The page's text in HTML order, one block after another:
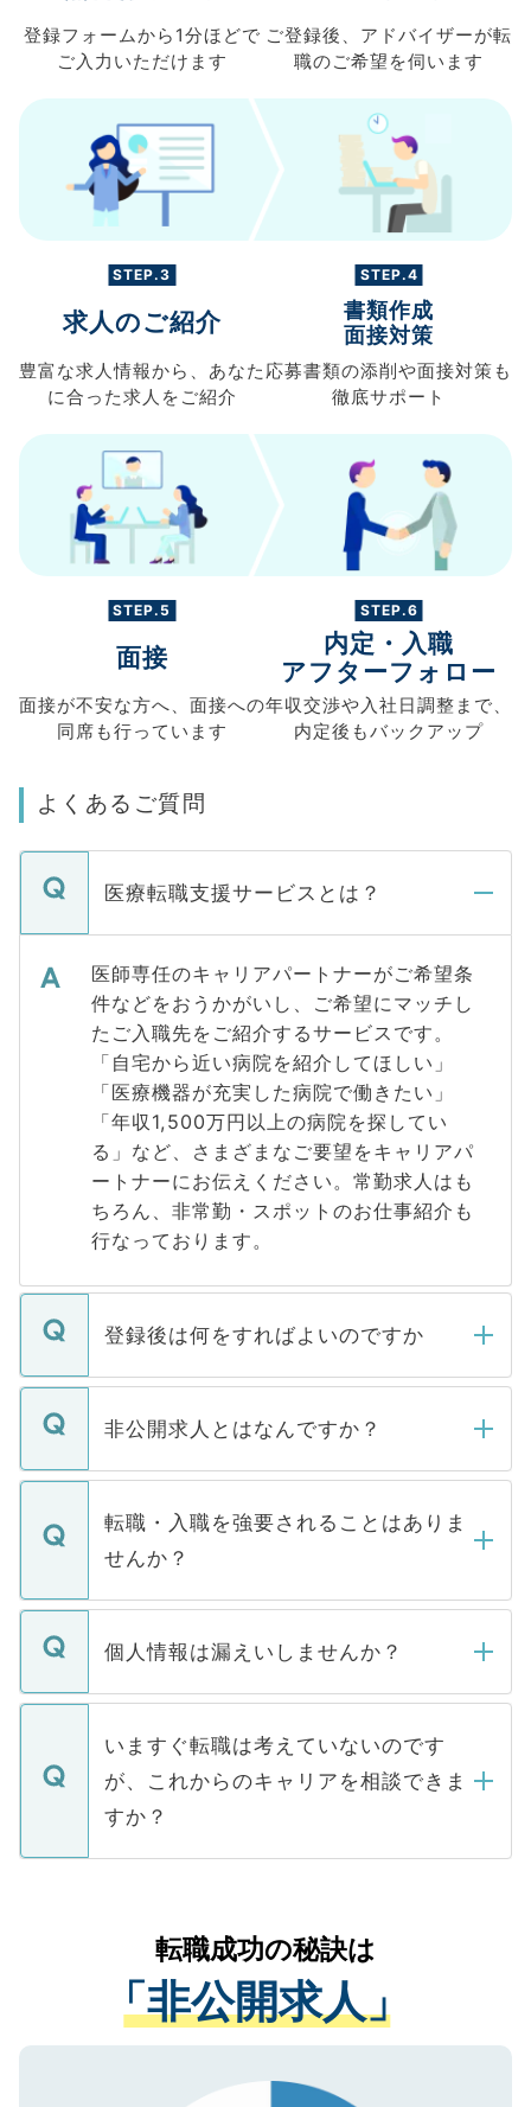
登録フォームから 1分ほどで
ご入力 いただけます
ご登録後、 アドバイザーが転
職のご希望を伺います
STEP.3
求人のご紹介
豊富な求人情報から、 あなた
に合った求人を ご紹介
STEP.4
書類作成
面接対策
応募書類の添削や面接対策も
徹底サポート
STEP.5
面接
面接が不安な方へ、 面接への
同席も行っています
STEP.6
内定・入職
アフターフォロー
年収交渉や入社日調整まで、
内定後もバックアップ
よくあるご質問
医療転職支援サービスとは？
医師専任のキャリアパートナーがご希望条
件などをおうかがいし、ご希望にマッチし
たご入職先をご紹介するサービスです。
「自宅から近い病院を紹介してほしい」
「医療機器が充実した病院で働きたい」
「年収1,500万円以上の病院を探してい
る」など、さまざまなご要望をキャリアパ
ートナーにお伝えください。常勤求人はも
ちろん、非常勤・スポットのお仕事紹介も
行なっております。
登録後は何をすればよいのですか
ご登録いただきましたら、弊社担当者がご
登録内容を確認し、その後メールもしくは
ます。通常、5営業日以内にはご連絡をせて
いただきますので、しばらくお待ちくださ
非公開求人とはなんですか？
マイナビDOCTORで取り扱っている求人の
うち約3割は、Webサイトからご覧いただ
けない「非公開求人」です。非公開求人は
下記の理由によって、一般には公開してい
ません。
■応募殺到を避けるため 人気のある医療機
関を公にしてしまうと、応募が殺到する場
に、医療機関が求める条件に合った人材の
みを人材紹介会社に依頼するケースが増え
ています。
転職・入職を強要されることはありま
せんか？
転職・入職を強要することは一切ありませ
ん。また、仮に応募先から内定をいただい
定を承諾する必要はありません。内定先へ
の辞退の連絡はキャリアパートナーが行い
個人情報は漏えいしませんか？
個人情報が漏えいすることはありませんの
で、ご安心ください。当サイトからの登録
などで収集したご登録者様の個人情報は、
ご本人のキャリアアップおよび転職活動の
支援を目的に使用いたします。お預かりし
ているすべての個人データはご本人の許可
は、個人情報の取り扱いについての厳密な
管理基準を満たした事業者のみに付与され
る、プライバシーマークを取得済みです。
で、機密保持に関してもご安心ください。
いますぐ転職は考えていないのです
が、これからのキャリアを相談できま
すか？
かがいして、現在の医療機関の状況や紹介
経験をまじえながら、適切なアドバイスを
させていただきます。すぐにご転職をされ
ない方には、長期的なサポートが可能です
ので、まずはご登録ください。
転職成功の秘訣は
「非公開求人」